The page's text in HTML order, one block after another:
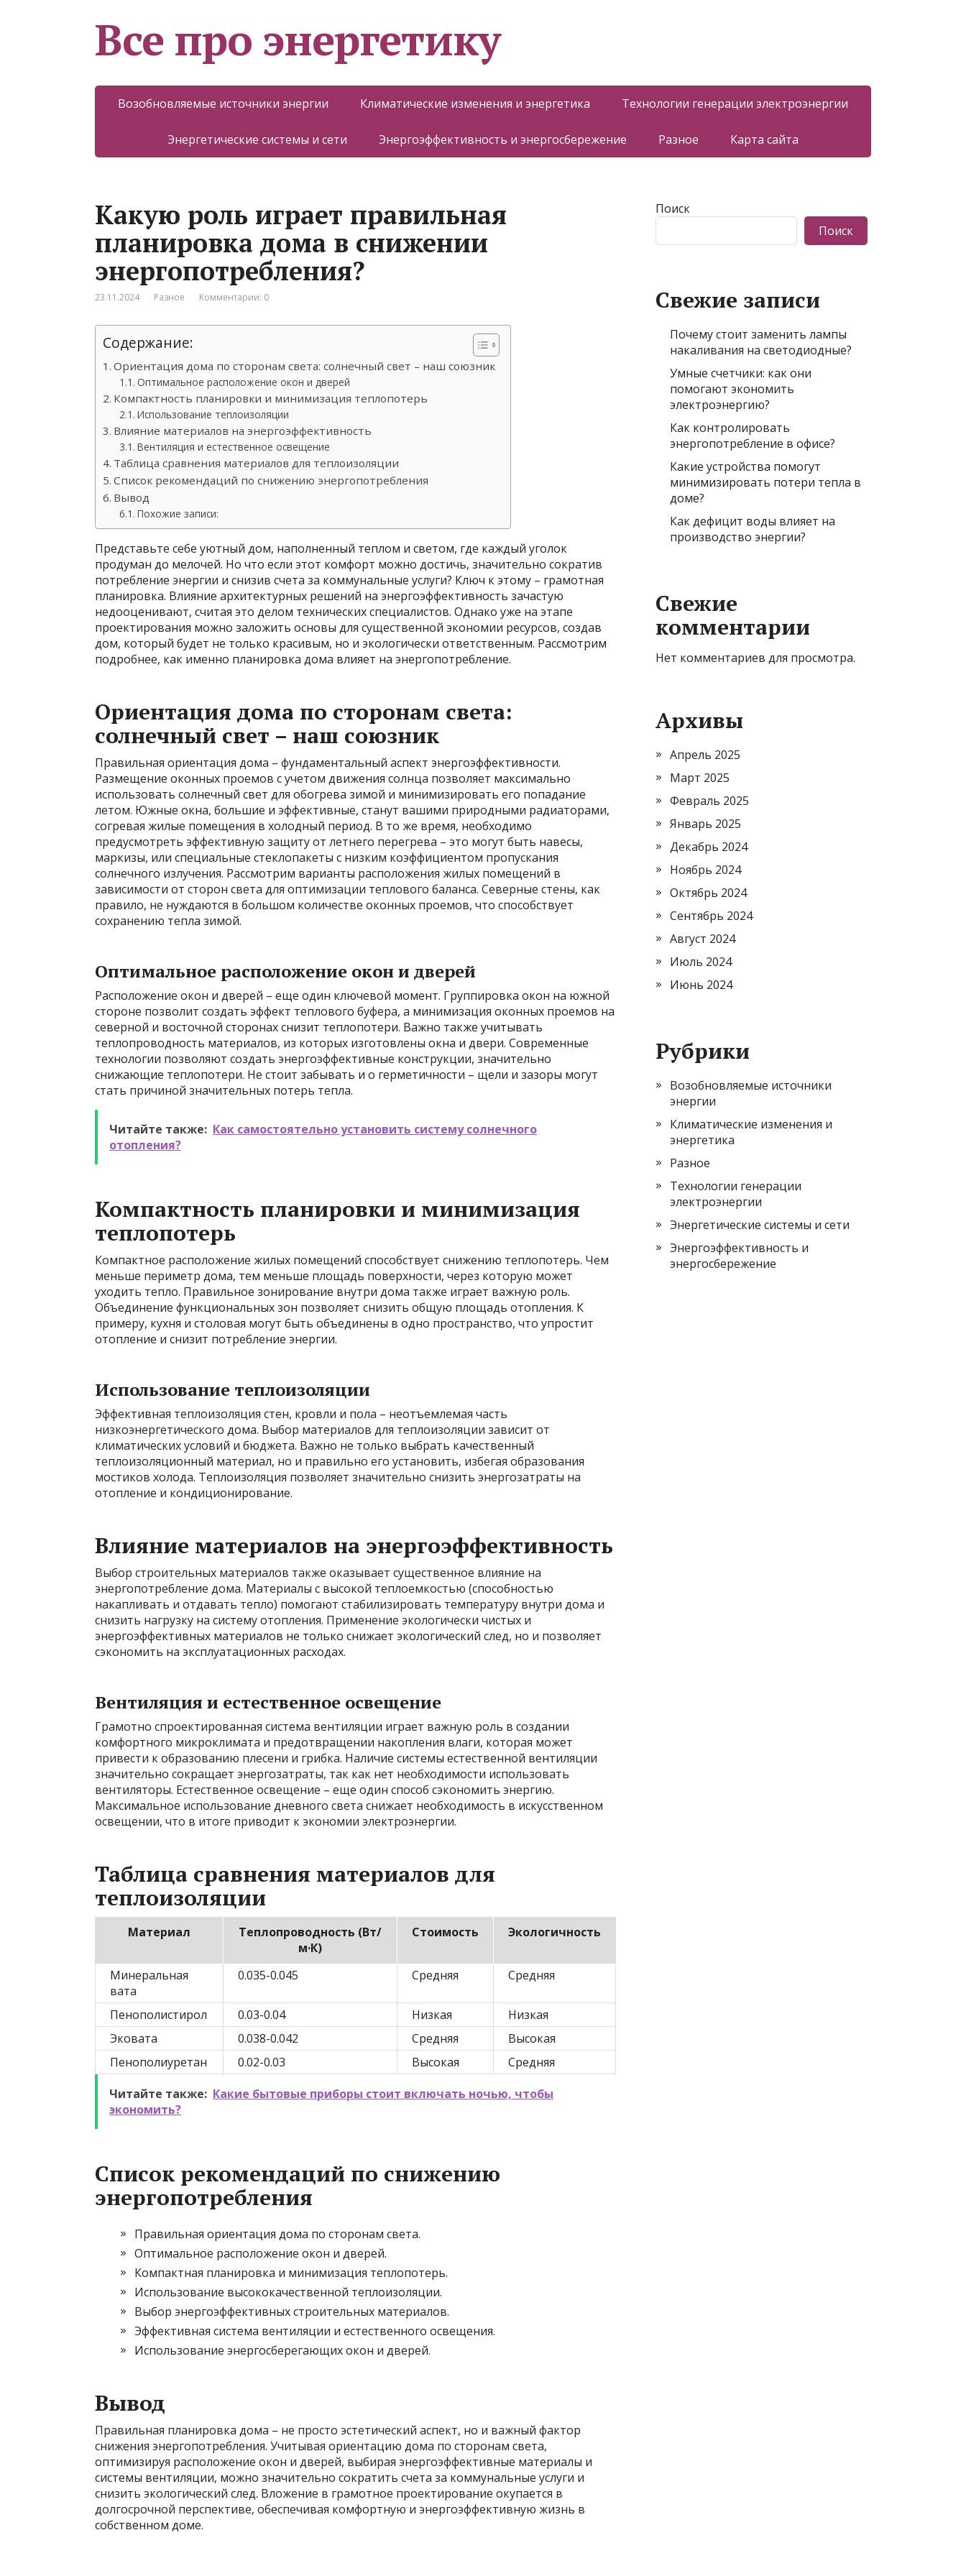
Все про энергетику
Возобновляемые источники энергии Климатические изменения и энергетика Технологии генерации электроэнергии
Энергетические системы и сети Энергоэффективность и энергосбережение Разное Карта сайта
Какую роль играет правильная
планировка дома в снижении
энергопотребления?
23.11.2024 Разное Комментарии: 0
Содержание:
Ориентация дома по сторонам света: солнечный свет – наш союзник
Оптимальное расположение окон и дверей
Компактность планировки и минимизация теплопотерь
Использование теплоизоляции
Влияние материалов на энергоэффективность
Вентиляция и естественное освещение
Таблица сравнения материалов для теплоизоляции
Список рекомендаций по снижению энергопотребления
Вывод
Похожие записи:
Представьте себе уютный дом, наполненный теплом и светом, где каждый уголок
продуман до мелочей. Но что если этот комфорт можно достичь, значительно сократив
потребление энергии и снизив счета за коммунальные услуги? Ключ к этому – грамотная
планировка. Влияние архитектурных решений на энергоэффективность зачастую
недооценивают, считая это делом технических специалистов. Однако уже на этапе
проектирования можно заложить основы для существенной экономии ресурсов, создав
дом, который будет не только красивым, но и экологически ответственным. Рассмотрим
подробнее, как именно планировка дома влияет на энергопотребление.
Ориентация дома по сторонам света:
солнечный свет – наш союзник
Правильная ориентация дома – фундаментальный аспект энергоэффективности.
Размещение оконных проемов с учетом движения солнца позволяет максимально
использовать солнечный свет для обогрева зимой и минимизировать его попадание
летом. Южные окна, большие и эффективные, станут вашими природными радиаторами,
согревая жилые помещения в холодный период. В то же время, необходимо
предусмотреть эффективную защиту от летнего перегрева – это могут быть навесы,
маркизы, или специальные стеклопакеты с низким коэффициентом пропускания
солнечного излучения. Рассмотрим варианты расположения жилых помещений в
зависимости от сторон света для оптимизации теплового баланса. Северные стены, как
правило, не нуждаются в большом количестве оконных проемов, что способствует
сохранению тепла зимой.
Оптимальное расположение окон и дверей
Расположение окон и дверей – еще один ключевой момент. Группировка окон на южной
стороне позволит создать эффект теплового буфера, а минимизация оконных проемов на
северной и восточной сторонах снизит теплопотери. Важно также учитывать
теплопроводность материалов, из которых изготовлены окна и двери. Современные
технологии позволяют создать энергоэффективные конструкции, значительно
снижающие теплопотери. Не стоит забывать и о герметичности – щели и зазоры могут
стать причиной значительных потерь тепла.
Читайте также: Как самостоятельно установить систему солнечного
отопления?
Компактность планировки и минимизация
теплопотерь
Компактное расположение жилых помещений способствует снижению теплопотерь. Чем
меньше периметр дома, тем меньше площадь поверхности, через которую может
уходить тепло. Правильное зонирование внутри дома также играет важную роль.
Объединение функциональных зон позволяет снизить общую площадь отопления. К
примеру, кухня и столовая могут быть объединены в одно пространство, что упростит
отопление и снизит потребление энергии.
Использование теплоизоляции
Эффективная теплоизоляция стен, кровли и пола – неотъемлемая часть
низкоэнергетического дома. Выбор материалов для теплоизоляции зависит от
климатических условий и бюджета. Важно не только выбрать качественный
теплоизоляционный материал, но и правильно его установить, избегая образования
мостиков холода. Теплоизоляция позволяет значительно снизить энергозатраты на
отопление и кондиционирование.
Влияние материалов на энергоэффективность
Выбор строительных материалов также оказывает существенное влияние на
энергопотребление дома. Материалы с высокой теплоемкостью (способностью
накапливать и отдавать тепло) помогают стабилизировать температуру внутри дома и
снизить нагрузку на систему отопления. Применение экологически чистых и
энергоэффективных материалов не только снижает экологический след, но и позволяет
сэкономить на эксплуатационных расходах.
Вентиляция и естественное освещение
Грамотно спроектированная система вентиляции играет важную роль в создании
комфортного микроклимата и предотвращении накопления влаги, которая может
привести к образованию плесени и грибка. Наличие системы естественной вентиляции
значительно сокращает энергозатраты, так как нет необходимости использовать
вентиляторы. Естественное освещение – еще один способ сэкономить энергию.
Максимальное использование дневного света снижает необходимость в искусственном
освещении, что в итоге приводит к экономии электроэнергии.
Таблица сравнения материалов для
теплоизоляции
Материал
Теплопроводность (Вт/
м·К)
Стоимость Экологичность
Минеральная
вата
0.035-0.045 Средняя Средняя
Пенополистирол 0.03-0.04 Низкая
Низкая
Эковата
0.038-0.042 Средняя
Высокая
Пенополиуретан
0.02-0.03 Высокая
Средняя
Читайте также: Какие бытовые приборы стоит включать ночью, чтобы
экономить?
Список рекомендаций по снижению
энергопотребления
Правильная ориентация дома по сторонам света.
Оптимальное расположение окон и дверей.
Компактная планировка и минимизация теплопотерь.
Использование высококачественной теплоизоляции.
Выбор энергоэффективных строительных материалов.
Эффективная система вентиляции и естественного освещения.
Использование энергосберегающих окон и дверей.
Вывод
Правильная планировка дома – не просто эстетический аспект, но и важный фактор
снижения энергопотребления. Учитывая ориентацию дома по сторонам света,
оптимизируя расположение окон и дверей, выбирая энергоэффективные материалы и
системы вентиляции, можно значительно сократить счета за коммунальные услуги и
снизить экологический след. Вложение в грамотное проектирование окупается в
долгосрочной перспективе, обеспечивая комфортную и энергоэффективную жизнь в
собственном доме.
Поиск
Поиск
Свежие записи
Почему стоит заменить лампы
накаливания на светодиодные?
Умные счетчики: как они
помогают экономить
электроэнергию?
Как контролировать
энергопотребление в офисе?
Какие устройства помогут
минимизировать потери тепла в
доме?
Как дефицит воды влияет на
производство энергии?
Свежие
комментарии
Нет комментариев для просмотра.
Архивы
Апрель 2025
Март 2025
Февраль 2025
Январь 2025
Декабрь 2024
Ноябрь 2024
Октябрь 2024
Сентябрь 2024
Август 2024
Июль 2024
Июнь 2024
Рубрики
Возобновляемые источники
энергии
Климатические изменения и
энергетика
Разное
Технологии генерации
электроэнергии
Энергетические системы и сети
Энергоэффективность и
энергосбережение